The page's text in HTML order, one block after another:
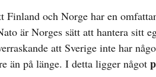
Finland och Norge har en
är Norges sätt att hantera sitt
att Sverige inte har
än på länge. I detta ligger något